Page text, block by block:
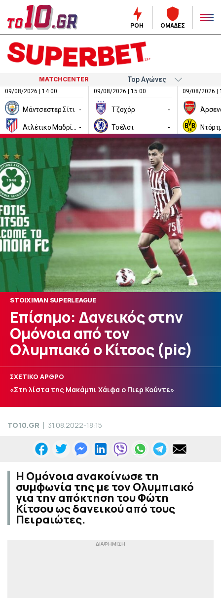
ΡΟΗ ΟΜΑΔΕΣ
MATCHCENTER
09/08/2026 | 14:00
Μάντσεστερ Σίτι -
-
09/08/2026 | 15:00
Τζοχόρ -
Τσέλσι -
09/08/2026 |
STOIXIMAN SUPERLEAGUE
Επίσημο: Δανεικός στην
Ομόνοια από τον
Ολυμπιακό ο Κίτσος (pic)
ΣΧΕΤΙΚΟ ΑΡΘΡΟ
«Στη λίστα της Μακάμπι Χάιφα ο Πιερ Κούντε»
TO10.GR 31.08.2022-18:15
Η Ομόνοια ανακοίνωσε τη
συμφωνία της με τον Ολυμπιακό
για την απόκτηση του Φώτη
Κίτσου ως δανεικού από τους
Πειραιώτες.